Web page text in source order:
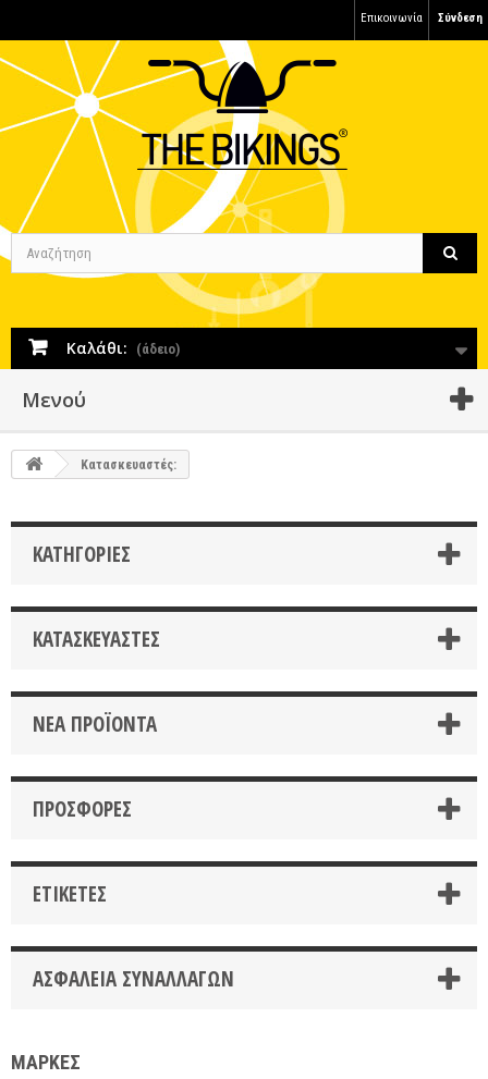
Σύνδεση
Επικοινωνία
Καλάθι: (άδειο)
Μενού
Κατασκευαστές:
ΚΑΤΗΓΟΡΊΕΣ
ΚΑΤΑΣΚΕΥΑΣΤΈΣ
ΝΈΑ ΠΡΟΪΌΝΤΑ
ΠΡΟΣΦΟΡΈΣ
ΕΤΙΚΈΤΕΣ
ΑΣΦΆΛΕΙΑ ΣΥΝΑΛΛΑΓΏΝ
ΜΆΡΚΕΣ